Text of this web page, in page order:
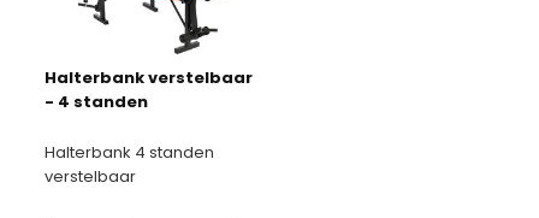
Halterbank verstelbaar
- 4 standen
Halterbank 4 standen
verstelbaar